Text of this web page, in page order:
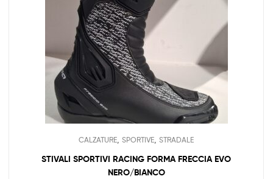
CALZATURE SPORTIVE STRADALE
STIVALI SPORTIVI RACING FORMA FRECCIA EVO
NERO/BIANCO